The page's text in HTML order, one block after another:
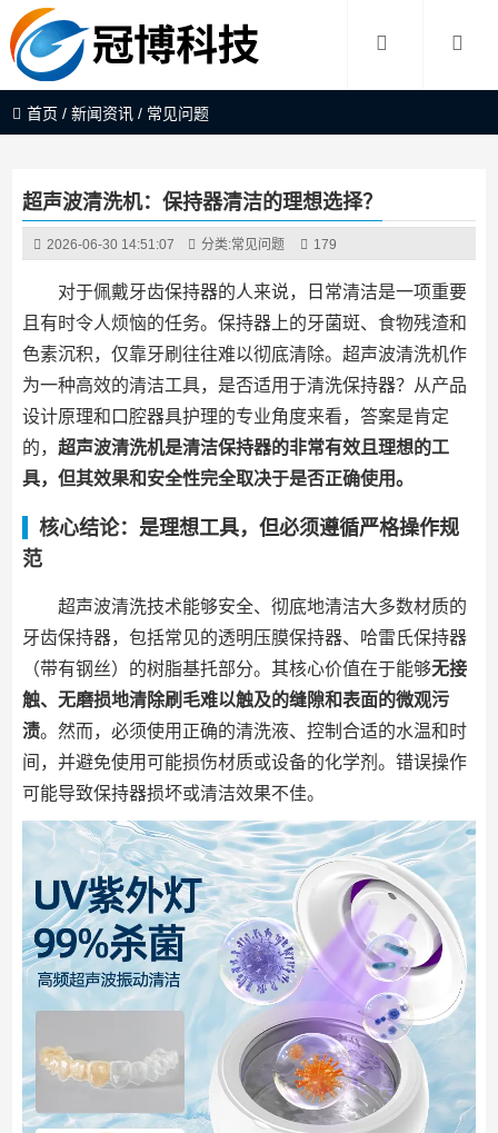
首页 /新闻资讯 / 常见问题
超声波清洗机：保持器清洁的理想选择？
2026-06-30 14:51:07 分类:常见问题 179
对于佩戴牙齿保持器的人来说，日常清洁是一项重要
且有时令人烦恼的任务。保持器上的牙菌斑、食物残渣和
色素沉积，仅靠牙刷往往难以彻底清除。超声波清洗机作
为一种高效的清洁工具，是否适用于清洗保持器？从产品
设计原理和口腔器具护理的专业角度来看，答案是肯定
的， 超声波清洗机是清洁保持器的非常有效且理想的工
具，但其效果和安全性完全取决于是否正确使用。
核心结论：是理想工具，但必须遵循严格操作规
范
超声波清洗技术能够安全、彻底地清洁大多数材质的
牙齿保持器，包括常见的透明压膜保持器、哈雷氏保持器
（带有钢丝）的树脂基托部分。其核心价值在于能够无接
触、无磨损地清除刷毛难以触及的缝隙和表面的微观污
渍。然而，必须使用正确的清洗液、控制合适的水温和时
间，并避免使用可能损伤材质或设备的化学剂。错误操作
可能导致保持器损坏或清洁效果不佳。